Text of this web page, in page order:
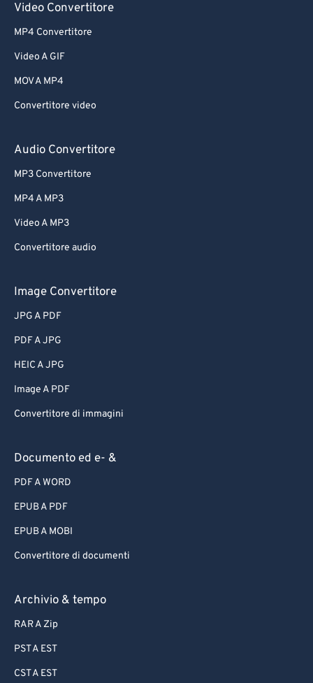
Video Convertitore
MP4 Convertitore
Video A GIF
MOV A MP4
Convertitore video
Audio Convertitore
MP3 Convertitore
MP4 A MP3
Video A MP3
Convertitore audio
Image Convertitore
JPG A PDF
PDF A JPG
HEIC A JPG
Image A PDF
Convertitore di immagini
Documento ed e- &
PDF A WORD
EPUB A PDF
EPUB A MOBI
Convertitore di documenti
Archivio & tempo
RAR A Zip
PST A EST
CST A EST